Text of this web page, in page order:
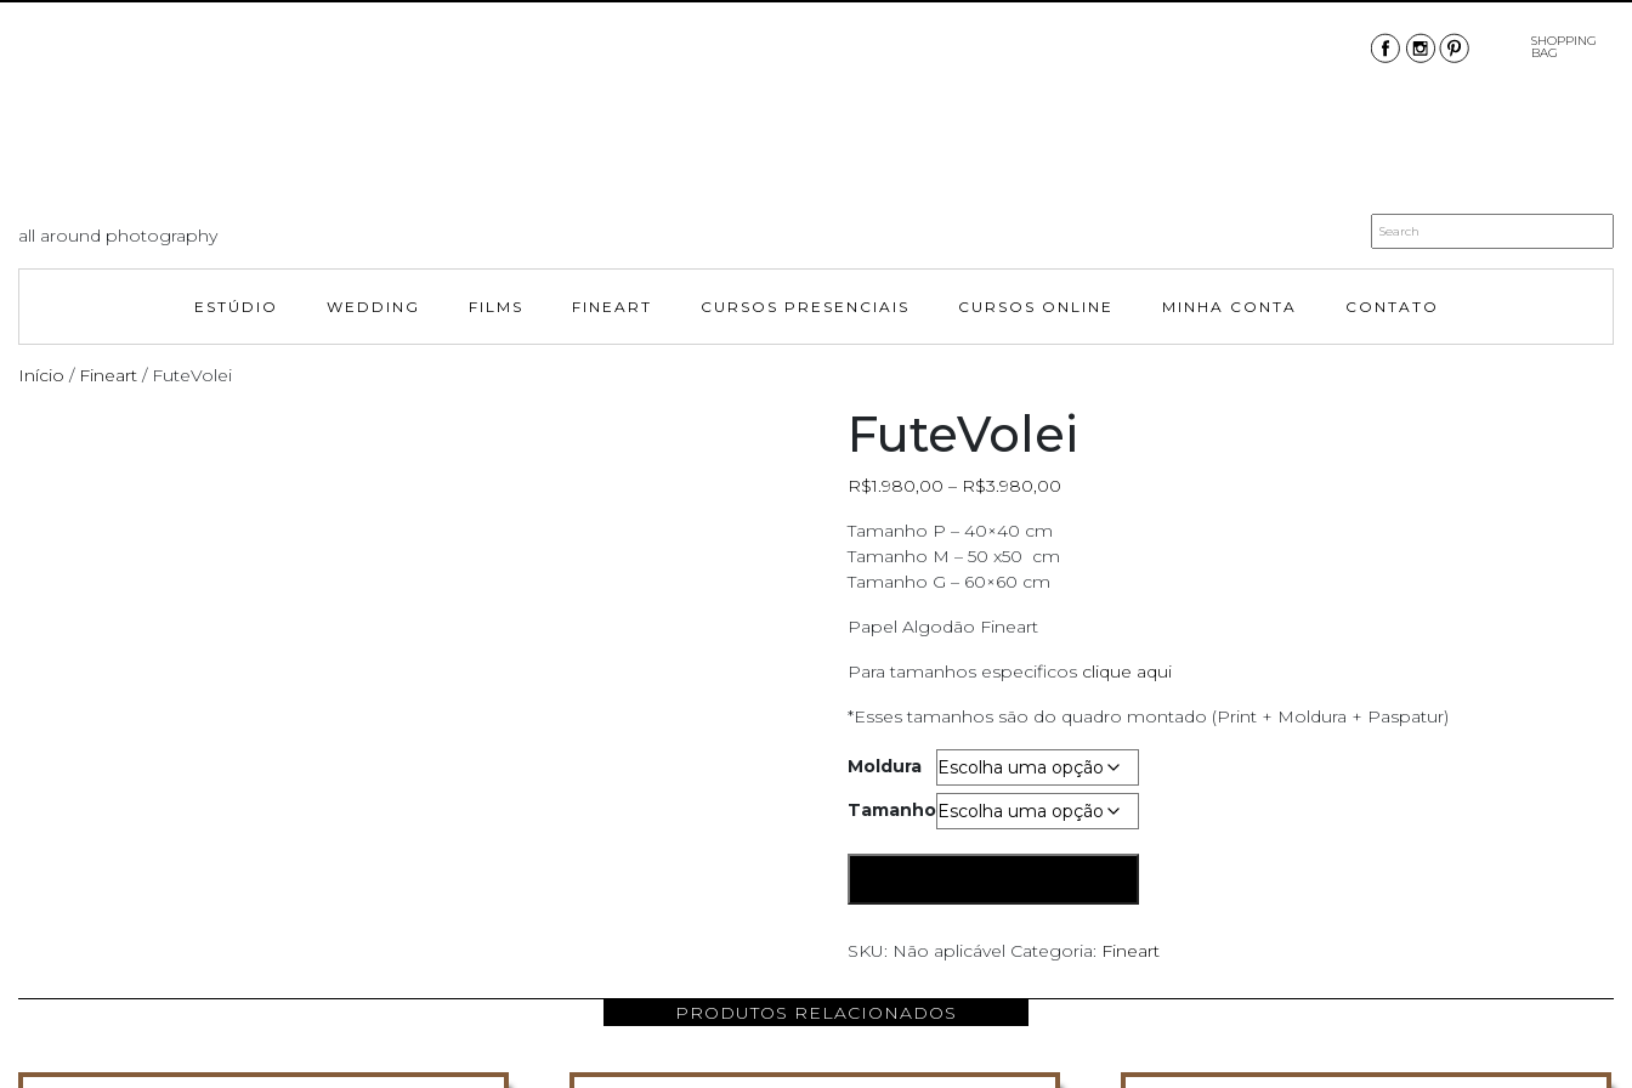
all around photography
SHOPPING
BAG
ESTÚDIO WEDDING FILMS FINEART CURSOS PRESENCIAIS CURSOS ONLINE MINHA CONTA CONTATO
Início / Fineart / FuteVolei
FuteVolei
R$1.980,00 – R$3.980,00
Tamanho P – 40×40 cm
Tamanho M – 50 x50 cm
Tamanho G – 60×60 cm
Papel Algodão Fineart
Para tamanhos especificos clique aqui
*Esses tamanhos são do quadro montado (Print + Moldura + Paspatur)
Moldura
Tamanho
SKU: Não aplicável Categoria: Fineart
PRODUTOS RELACIONADOS